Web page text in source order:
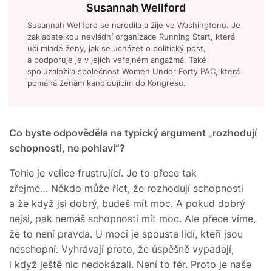
Susannah Wellford
Susannah Wellford se narodila a žije ve Washingtonu. Je
zakladatelkou nevládní organizace Running Start, která
učí mladé ženy, jak se ucházet o politický post,
a podporuje je v jejich veřejném angažmá. Také
spoluzaložila společnost Women Under Forty PAC, která
pomáhá ženám kandidujícím do Kongresu.
Co byste odpověděla na typický argument „rozhodují
schopnosti, ne pohlaví“?
Tohle je velice frustrující. Je to přece tak
zřejmé… Někdo může říct, že rozhodují schopnosti
a že když jsi dobrý, budeš mít moc. A pokud dobrý
nejsi, pak nemáš schopnosti mít moc. Ale přece víme,
že to není pravda. U moci je spousta lidí, kteří jsou
neschopní. Vyhrávají proto, že úspěšně vypadají,
i když ještě nic nedokázali. Není to fér. Proto je naše